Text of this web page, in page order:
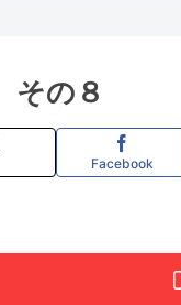
の８
Facebook